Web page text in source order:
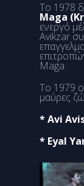
Το 1978
Maga
ενεργό
Avikzar
Maga.
Το 1979 ο
μαύρες
* Avi
* Eyal